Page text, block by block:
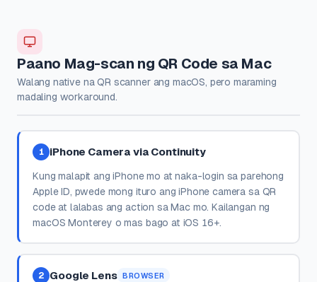
Paano Mag-scan ng QR Code sa Mac
Walang native na QR scanner ang macOS, pero maraming
madaling workaround.
1 iPhone Camera via Continuity
Kung malapit ang iPhone mo at naka-login sa parehong
Apple ID, pwede mong ituro ang iPhone camera sa QR
code at lalabas ang action sa Mac mo. Kailangan ng
macOS Monterey o mas bago at iOS 16+.
2 Google Lens BROWSER